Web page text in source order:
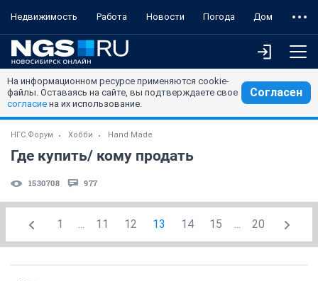
Недвижимость Работа Новости Погода Дом
На информационном ресурсе применяются cookie-
файлы. Оставаясь на сайте, вы подтверждаете свое
согласие на их использование.
Согласен
НГС.Форум Хобби Hand Made
Где купить/ кому продать
1530708 977
1 ... 11 12 13 14 15 ... 20